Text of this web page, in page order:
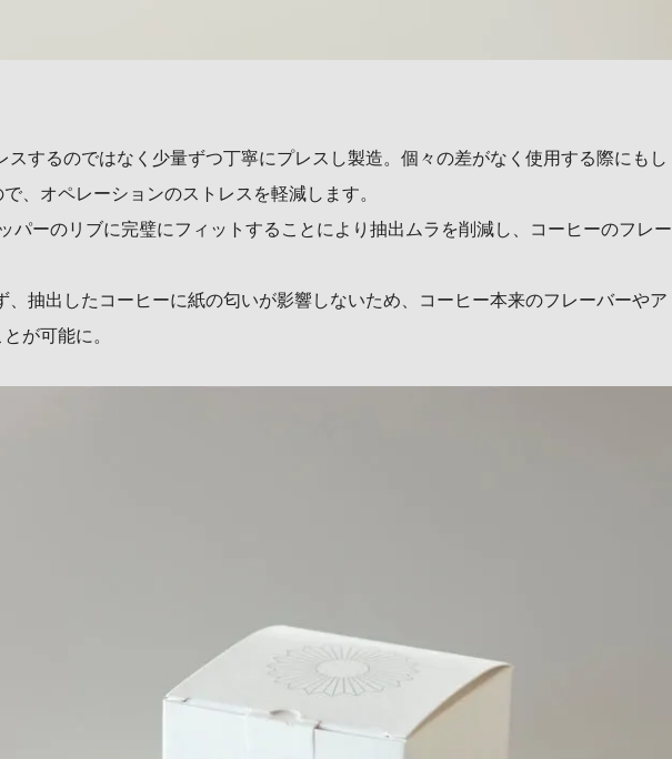
するのではなく少量ずつ丁寧にプレスし製造。個々の差がなく使用する際にもし
、オペレーションのストレスを軽減します。
パーのリブに完璧にフィットすることにより抽出ムラを削減し、コーヒーのフレー
抽出したコーヒーに紙の匂いが影響しないため、コーヒー本来のフレーバーやア
が可能に。